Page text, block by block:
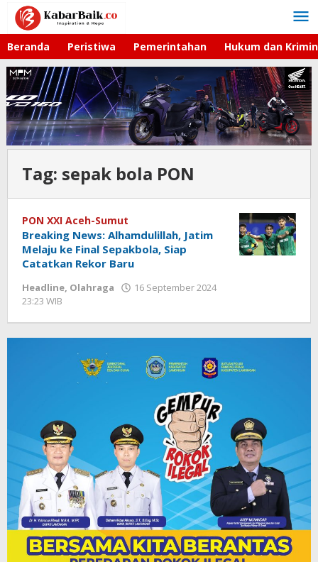
Lewati
konten
Beranda Peristiwa Pemerintahan Hukum dan
Tag: sepak bola PON
PON XXI Aceh-Sumut
Breaking News: Alhamdulillah, Jatim
Melaju ke Final Sepakbola, Siap
Catatkan Rekor Baru
Headline, Olahraga
16 September 2024
23:23 WIB